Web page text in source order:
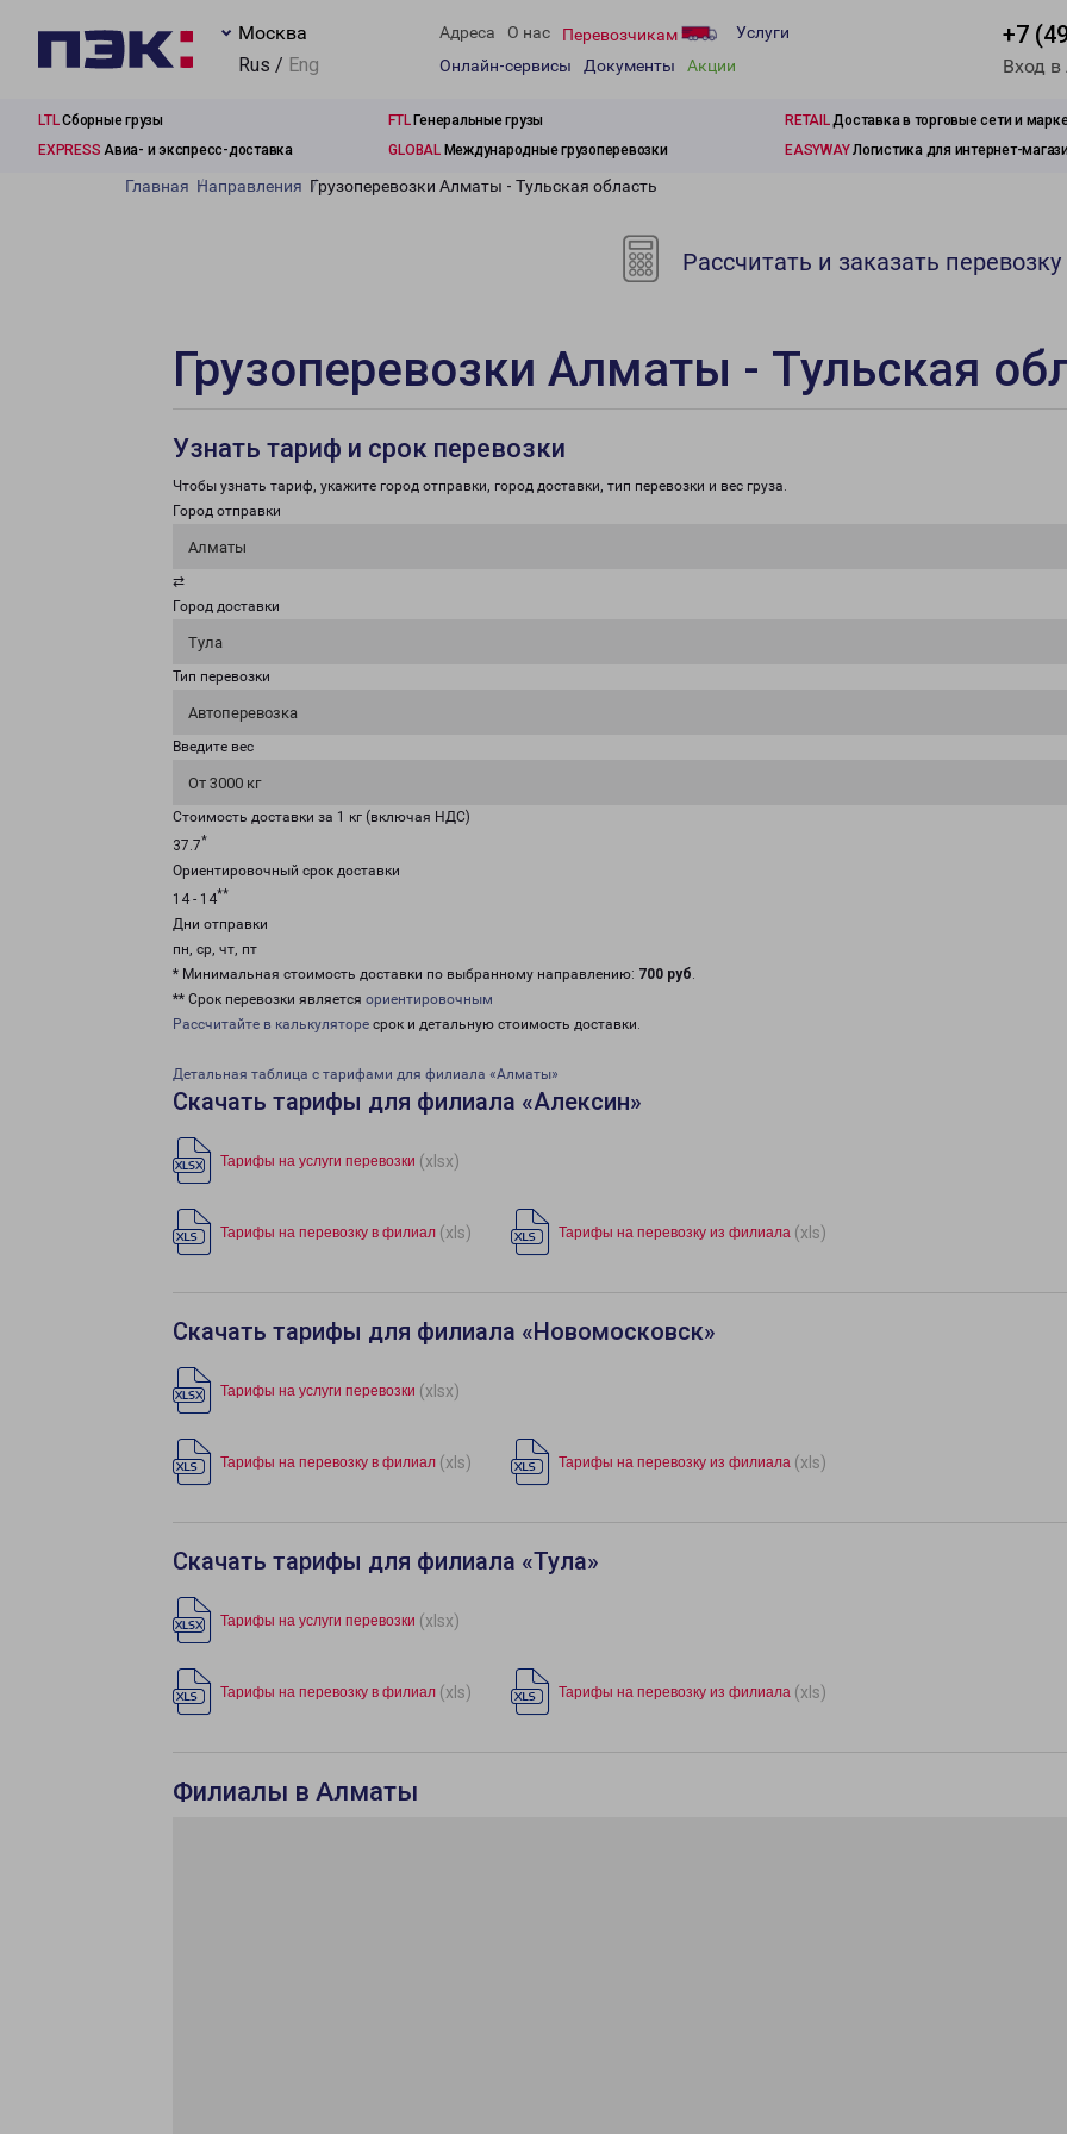
Москва
Rus / Eng
Адреса О нас Перевозчикам
Услуги
Онлайн-сервисы
Документы Акции
+7
Вход
LTLСборные грузы FTLГенеральные грузы RETAILДоставка в торговые сети и
EXPRESS Авиа- и экспресс-доставка GLOBALМеждународные грузоперевозки EASYWAYЛогистика для интернет-
Главная Направления Грузоперевозки Алматы - Тульская область
Рассчитать и заказать перевозку
Грузоперевозки Алматы - Тульская
Узнать тариф и срок перевозки
Чтобы узнать тариф, укажите город отправки, город доставки, тип перевозки и вес груза.
Город отправки
Алматы
⇄
Город доставки
Тула
Тип перевозки
Автоперевозка
Введите вес
От 3000 кг
Стоимость доставки за 1 кг (включая НДС)
37.7*
Ориентировочный срок доставки
14 - 14**
Дни отправки
пн, ср, чт, пт
* Минимальная стоимость доставки по выбранному направлению: 700 руб.
** Срок перевозки является ориентировочным
Рассчитайте в калькуляторе срок и детальную стоимость доставки.
Детальная таблица с тарифами для филиала «Алматы»
Скачать тарифы для филиала «Алексин»
Тарифы на услуги перевозки (xlsx)
Тарифы на перевозку в филиал (xls) Тарифы на перевозку из филиала (xls)
Скачать тарифы для филиала «Новомосковск»
Тарифы на услуги перевозки (xlsx)
Тарифы на перевозку в филиал (xls) Тарифы на перевозку из филиала (xls)
Скачать тарифы для филиала «Тула»
Тарифы на услуги перевозки (xlsx)
Тарифы на перевозку в филиал (xls) Тарифы на перевозку из филиала (xls)
Филиалы в Алматы